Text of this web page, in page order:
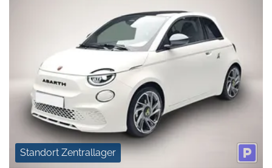
Standort Zentrallager